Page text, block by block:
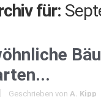
für:
Geschrieben von A. Kipp